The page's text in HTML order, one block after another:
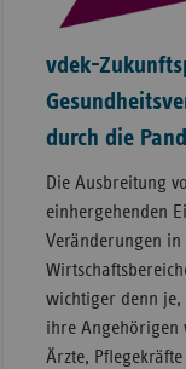
vdek-
durch die
Die Ausbreitung
einhergehenden
Veränderungen in
wichtiger denn je,
ihre Angehörigen
Ärzte,